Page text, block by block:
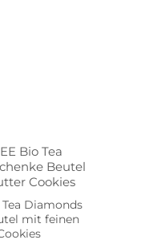
Tea Diamonds
mit feinen